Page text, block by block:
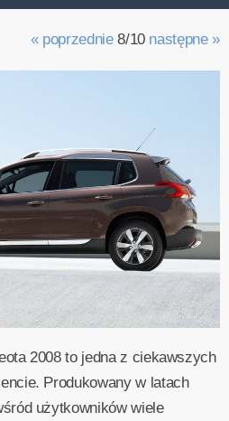
« poprzednie8/10 następne »
2008 to jedna z ciekawszych
Produkowany w latach
użytkowników wiele